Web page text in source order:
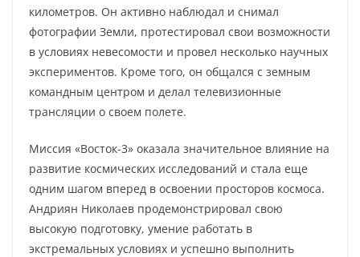
километров. Он активно наблюдал и снимал
фотографии Земли, протестировал свои возможности
в условиях невесомости и провел несколько научных
экспериментов. Кроме того, он общался с земным
командным центром и делал телевизионные
трансляции о своем полете.
Миссия «Восток-3» оказала значительное влияние на
развитие космических исследований и стала еще
одним шагом вперед в освоении просторов космоса.
Андриян Николаев продемонстрировал свою
высокую подготовку, умение работать в
экстремальных условиях и успешно выполнить